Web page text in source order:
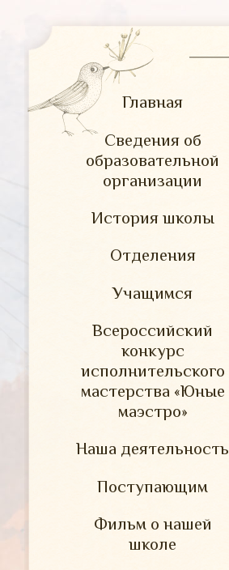
Главная
Сведения об
образовательной
организации
История школы
Отделения
Учащимся
Всероссийский
конкурс
исполнительского
мастерства «Юные
маэстро»
Наша деятельность
Поступающим
Фильм о нашей
школе